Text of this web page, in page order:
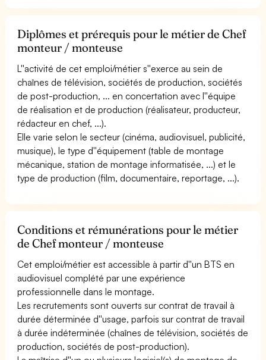
Diplômes et prérequis pour le métier de Chef
monteur / monteuse
L''activité de cet emploi/métier s''exerce au sein de
chaînes de télévision, sociétés de production, sociétés
de post-production, ... en concertation avec l''équipe
de réalisation et de production (réalisateur, producteur,
rédacteur en chef, ...).
Elle varie selon le secteur (cinéma, audiovisuel, publicité,
musique), le type d''équipement (table de montage
mécanique, station de montage informatisée, ...) et le
type de production (film, documentaire, reportage, ...).
Conditions et rémunérations pour le métier
de Chef monteur / monteuse
Cet emploi/métier est accessible à partir d''un BTS en
audiovisuel complété par une expérience
professionnelle dans le montage.
Les recrutements sont ouverts sur contrat de travail à
durée déterminée d''usage, parfois sur contrat de travail
à durée indéterminée (chaînes de télévision, sociétés de
production, sociétés de post-production).